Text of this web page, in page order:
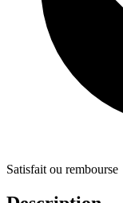
Satisfait ou rembourse